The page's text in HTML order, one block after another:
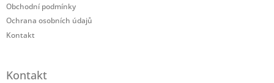
Obchodní podmínky
Ochrana osobních údajů
Kontakt
Kontakt